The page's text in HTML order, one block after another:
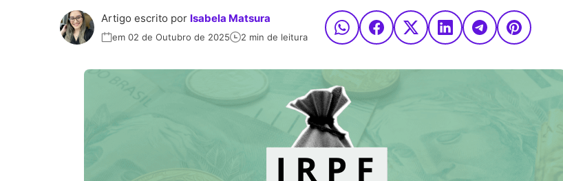
Artigo escrito por Isabela Matsura
em 02 de Outubro de 2025 2 min de leitura